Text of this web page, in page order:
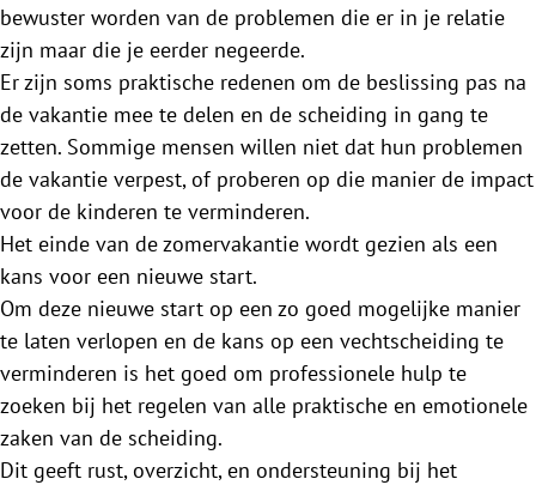
bewuster worden van de problemen die er in je relatie
zijn maar die je eerder negeerde.
Er zijn soms praktische redenen om de beslissing pas na
de vakantie mee te delen en de scheiding in gang te
zetten. Sommige mensen willen niet dat hun problemen
de vakantie verpest, of proberen op die manier de impact
voor de kinderen te verminderen.
Het einde van de zomervakantie wordt gezien als een
kans voor een nieuwe start.
Om deze nieuwe start op een zo goed mogelijke manier
te laten verlopen en de kans op een vechtscheiding te
verminderen is het goed om professionele hulp te
zoeken bij het regelen van alle praktische en emotionele
zaken van de scheiding.
Dit geeft rust, overzicht, en ondersteuning bij het